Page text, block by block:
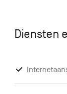
Diensten